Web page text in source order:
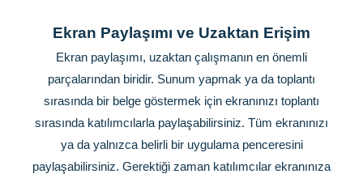
Ekran Paylaşımı ve Uzaktan Erişim
Ekran paylaşımı, uzaktan çalışmanın en önemli
parçalarından biridir. Sunum yapmak ya da toplantı
sırasında bir belge göstermek için ekranınızı toplantı
sırasında katılımcılarla paylaşabilirsiniz. Tüm ekranınızı
ya da yalnızca belirli bir uygulama penceresini
paylaşabilirsiniz. Gerektiği zaman katılımcılar ekranınıza